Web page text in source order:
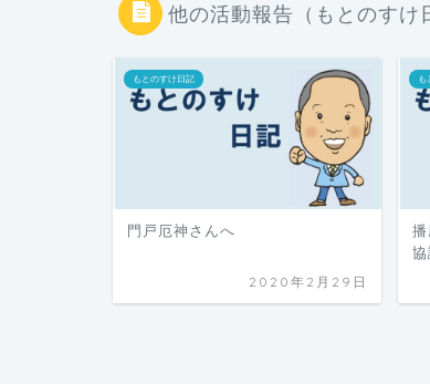
他の活動報告（もとのすけ
もとのすけ日記
門戸厄神さんへ
2020年2月29日
も
協